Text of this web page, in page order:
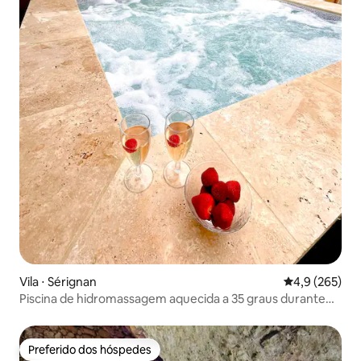
Vila ⋅ Sérignan 4,9 de uma
4,9 (265)
Piscina de hidromassagem aquecida a 35 graus durante
Preferido dos hóspedes
Preferido dos hóspedes